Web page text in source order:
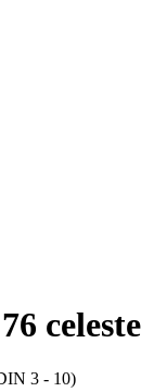
celeste
3 - 10)